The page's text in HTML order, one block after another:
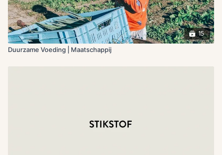
15
Duurzame Voeding | Maatschappij